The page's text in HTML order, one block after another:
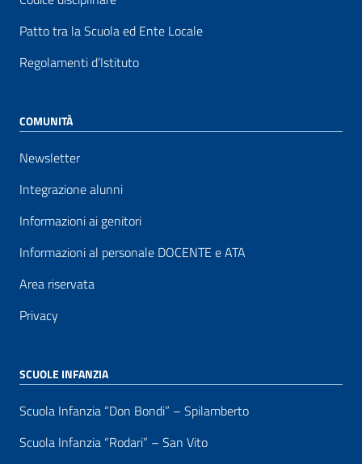
Patto tra la Scuola ed Ente Locale
Regolamenti d’Istituto
COMUNITÀ
Newsletter
Integrazione alunni
Informazioni ai genitori
Informazioni al personale DOCENTE e ATA
Area riservata
Privacy
SCUOLE INFANZIA
Scuola Infanzia “Don Bondi” – Spilamberto
Scuola Infanzia “Rodari” – San Vito